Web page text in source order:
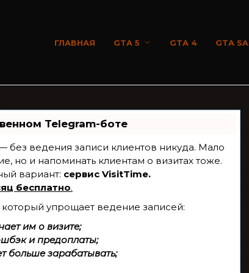
ГЛАВНАЯ GTA 5 GTA 4 GTA SA
Telegram-боте
без ведения записи клиентов никуда. Мало
но и напоминать клиентам о визитах тоже.
вариант: сервис VisitTime.
бесплатно.
упрощает ведение записей:
им о визите;
и предоплаты;
больше зарабатывать;